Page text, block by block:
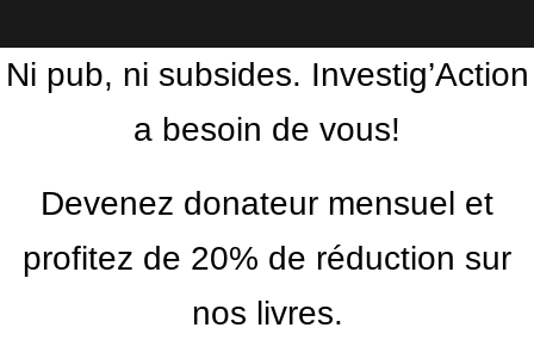
Ni pub, ni subsides. Investig’Action
a besoin de vous!
Devenez donateur mensuel et
profitez de 20% de réduction sur
nos livres.